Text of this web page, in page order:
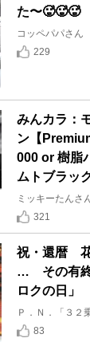
た〜🥵🥵🥵
コッペパパさん
229
みんカラ：
ン【
000 or 樹脂
ムトブラック
ミッキーたんさ
321
祝・還暦
… その有終
ロクの日」
Ｐ．Ｎ．「３２
83